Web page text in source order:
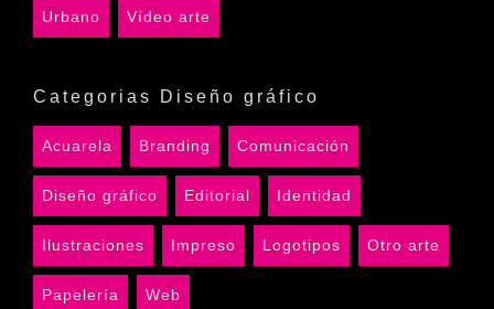
Urbano Vídeo arte
Categorias Diseño gráfico
Acuarela Branding Comunicación
Diseño gráfico Editorial Identidad
Ilustraciones Impreso Logotipos Otro arte
Papelería Web